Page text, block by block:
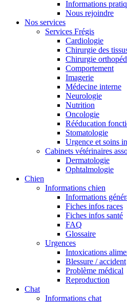
Informations
Nous rejoindre
Nos services
Services Frégis
Cardiologie
Chirurgie des
Chirurgie
Comportement
Imagerie
Médecine interne
Neurologie
Nutrition
Oncologie
Rééducation
Stomatologie
Urgence et soins
Cabinets vétérinaires
Dermatologie
Ophtalmologie
Chien
Informations chien
Informations
Fiches infos races
Fiches infos santé
FAQ
Glossaire
Urgences
Intoxications
Blessure / accident
Problème médical
Reproduction
Chat
Informations chat